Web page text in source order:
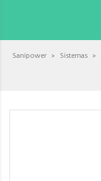
Sanipower > Sistemas >